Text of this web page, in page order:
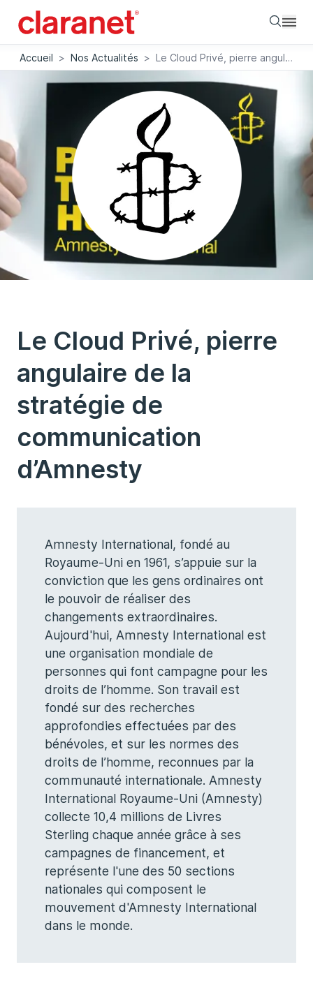
Accueil > Nos Actualités > Le Cloud Privé, pierre angulaire de la stratégie de communication d’Amnesty
Le Cloud Privé, pierre
angulaire de la
stratégie de
communication
d’Amnesty
Amnesty International, fondé au
Royaume-Uni en 1961, s’appuie sur la
conviction que les gens ordinaires ont
le pouvoir de réaliser des
changements extraordinaires.
Aujourd'hui, Amnesty International est
une organisation mondiale de
personnes qui font campagne pour les
droits de l’homme. Son travail est
fondé sur des recherches
approfondies effectuées par des
bénévoles, et sur les normes des
droits de l’homme, reconnues par la
communauté internationale. Amnesty
International Royaume-Uni (Amnesty)
collecte 10,4 millions de Livres
Sterling chaque année grâce à ses
campagnes de financement, et
représente l'une des 50 sections
nationales qui composent le
mouvement d'Amnesty International
dans le monde.